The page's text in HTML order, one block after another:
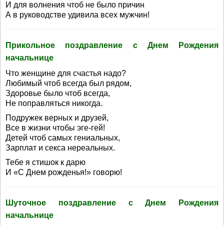
И для волнения чтоб не было причин
А в руководстве удивила всех мужчин!
Прикольное поздравление с Днем Рождения
начальнице
Что женщине для счастья надо?
Любимый чтоб всегда был рядом,
Здоровье было чтоб всегда,
Не поправляться никогда.
Подружек верных и друзей,
Все в жизни чтобы эге-гей!
Детей чтоб самых гениальных,
Зарплат и секса нереальных.
Тебе я стишок к дарю
И «С Днем рожденья!» говорю!
Шуточное поздравление с Днем Рождения
начальнице